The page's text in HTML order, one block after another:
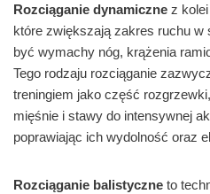
Rozciąganie dynamiczne z
które zwiększają zakres ruchu w
być wymachy nóg, krążenia
Tego rodzaju rozciąganie
treningiem jako część
mięśnie i stawy do intensywnej
poprawiając ich wydolność oraz
Rozciąganie balistyczne to